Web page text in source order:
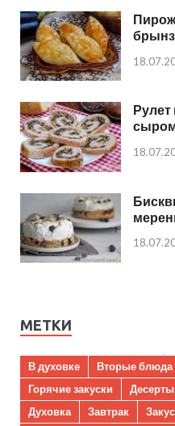
Рулет
МЕТКИ
В духовке Вторые блюда
Горячие закуски
Десерты
Духовка
Завтрак